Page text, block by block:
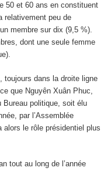
50 et 60 ans en constituent
relativement peu de
membre sur dix (9,5 %).
dont une seule femme
toujours dans la droite ligne
que Nguyên Xuân Phuc,
Bureau politique, soit élu
par l’Assemblée
alors le rôle présidentiel plus
tout au long de l’année